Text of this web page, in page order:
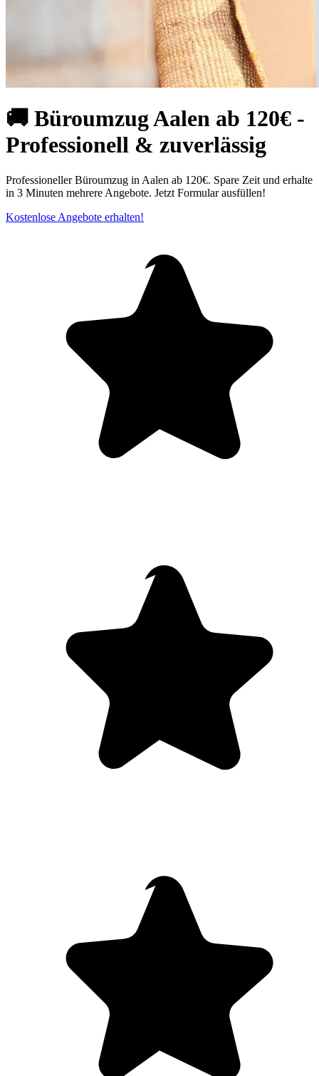
🚚 Büroumzug Aalen ab 120€ -
Professionell & zuverlässig
Professioneller Büroumzug in Aalen ab 120€. Spare Zeit und erhalte
in 3 Minuten mehrere Angebote. Jetzt Formular ausfüllen!
Kostenlose Angebote erhalten!